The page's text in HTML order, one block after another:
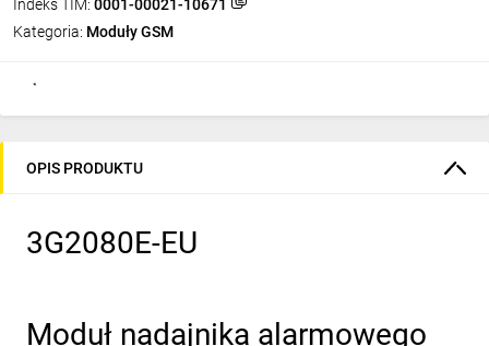
Indeks TIM: 0001-00021-10671
Kategoria: Moduły GSM
OPIS PRODUKTU
3G2080E-EU
Moduł nadajnika alarmowego